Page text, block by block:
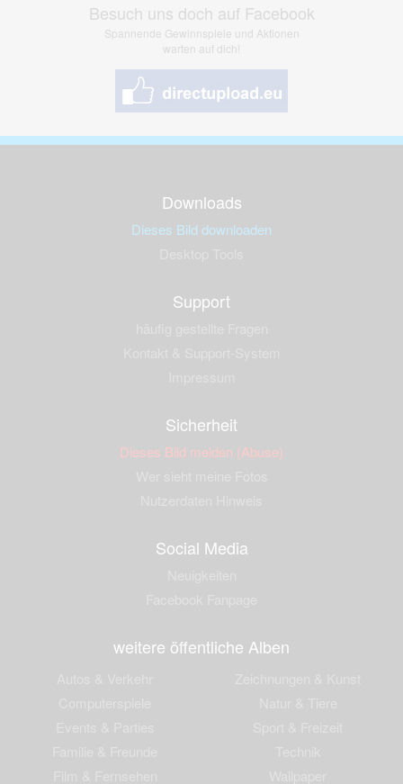
Besuch uns doch auf Facebook
Spannende Gewinnspiele und Aktionen
warten auf dich!
Downloads
Dieses Bild downloaden
Support
Sicherheit
Dieses Bild melden (Abuse)
Social Media
weitere öffentliche Alben